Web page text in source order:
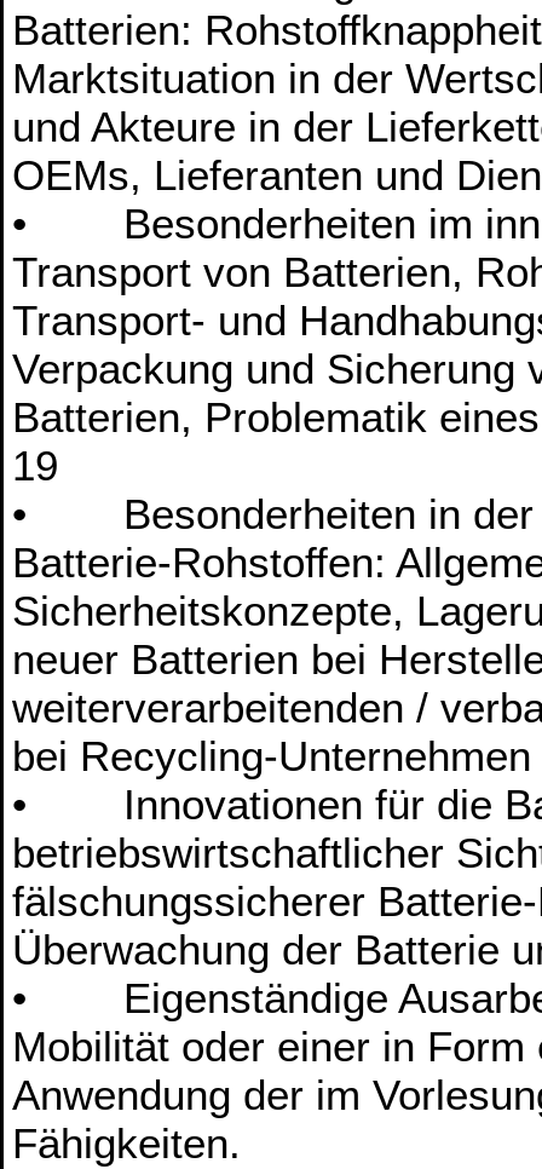
Batterien:
Marktsituation in der
und Akteure in der
OEMs, Lieferanten und
• Besonderheiten im
Transport von Batterien,
Transport- und
Verpackung und Sicherung
Batterien, Problematik
19
• Besonderheiten in der
Batterie-Rohstoffen:
Sicherheitskonzepte,
neuer Batterien bei
weiterverarbeitenden /
bei Recycling-
• Innovationen für die
betriebswirtschaftlicher
fälschungssicherer
Überwachung der Batterie
• Eigenständige
Mobilität oder einer in
Anwendung der im
Fähigkeiten.